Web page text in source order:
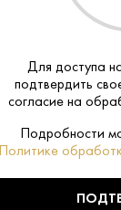
Для доступа
подтвердить
согласие на
Подробности
Политике